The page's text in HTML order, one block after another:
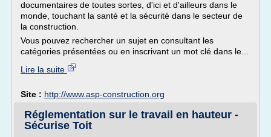
documentaires de toutes sortes, d'ici et d'ailleurs dans le
monde, touchant la santé et la sécurité dans le secteur de
la construction.
Vous pouvez rechercher un sujet en consultant les
catégories présentées ou en inscrivant un mot clé dans le...
Lire la suite
Site : http://www.asp-construction.org
Réglementation sur le travail en hauteur -
Sécurise Toit